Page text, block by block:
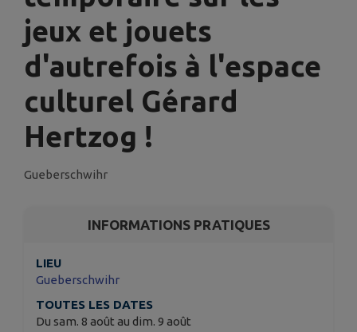
jeux et jouets
d'autrefois à l'espace
culturel Gérard
Hertzog !
Gueberschwihr
INFORMATIONS PRATIQUES
LIEU
Gueberschwihr
TOUTES LES DATES
Du sam. 8 août au dim. 9 août